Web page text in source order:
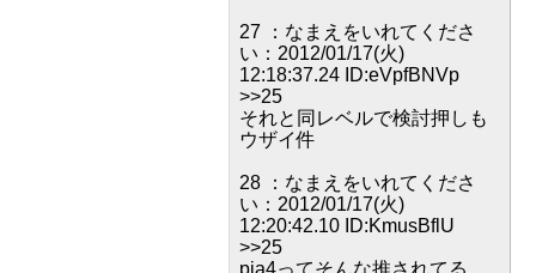
27 ：なまえをいれてくださ
い：2012/01/17(火)
12:18:37.24 ID:eVpfBNVp
>>25
それと同レベルで検討押しも
ウザイ件
28 ：なまえをいれてくださ
い：2012/01/17(火)
12:20:42.10 ID:KmusBflU
>>25
pia4ってそんな推されてる